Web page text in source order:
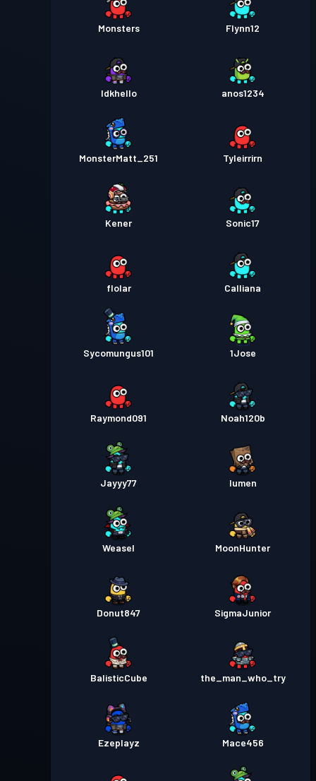
Monsters Flynn12
Idkhello anos1234
MonsterMatt_251 Tyleirrirn
Kener Sonic17
flolar Calliana
Sycomungus101 1Jose
Raymond091 Noah120b
Jayyy77 lumen
Weasel MoonHunter
Donut847 SigmaJunior
BalisticCube the_man_who_try
Ezeplayz Mace456